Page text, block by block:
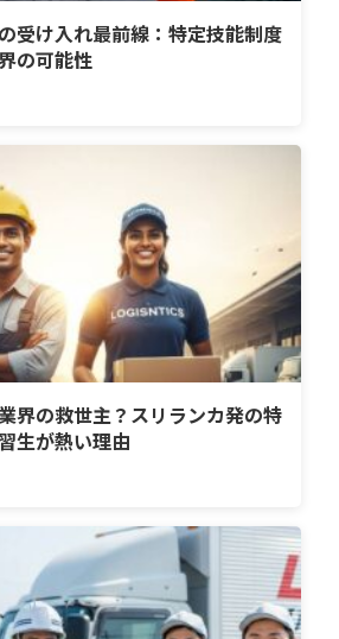
受け入れ最前線：特定技能制度
の可能性
界の救世主？スリランカ発の特
生が熱い理由